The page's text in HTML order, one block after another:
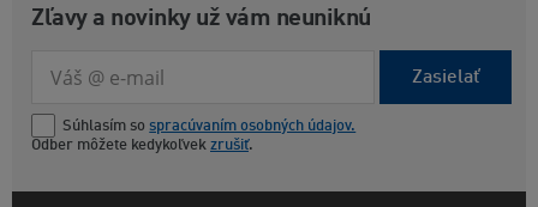
Zľavy a novinky už vám neuniknú
Zasielať
Súhlasím so spracúvaním osobných údajov.
Odber môžete kedykoľvek zrušiť.